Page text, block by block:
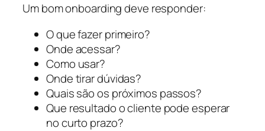
Um bom onboarding deve responder:
O que fazer primeiro?
Onde acessar?
Como usar?
Onde tirar dúvidas?
Quais são os próximos passos?
Que resultado o cliente pode esperar
no curto prazo?